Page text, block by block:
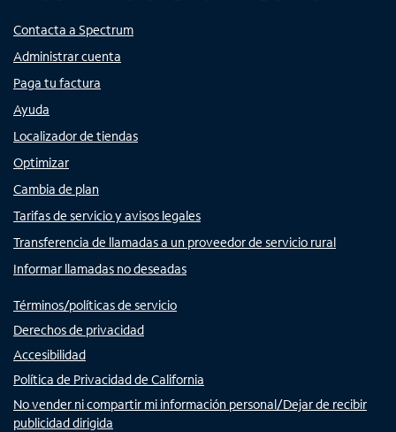
Contacta a Spectrum
Administrar cuenta
Paga tu factura
Ayuda
Localizador de tiendas
Optimizar
Cambia de plan
Tarifas de servicio y avisos legales
Transferencia de llamadas a un proveedor de servicio rural
Informar llamadas no deseadas
Términos/políticas de servicio
Derechos de privacidad
Accesibilidad
Política de Privacidad de California
No vender ni compartir mi información personal/Dejar de recibir
publicidad dirigida